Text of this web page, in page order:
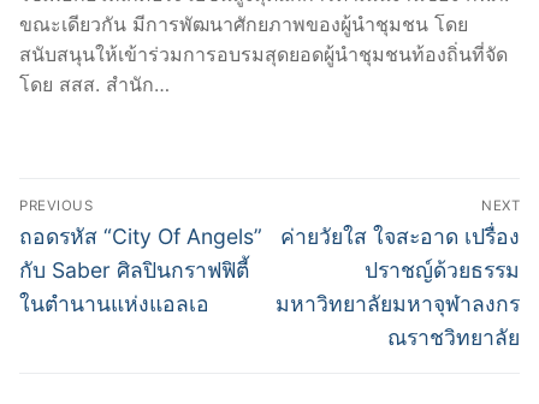
ขณะเดียวกัน มีการพัฒนาศักยภาพของผู้นำชุมชน โดย
สนับสนุนให้เข้าร่วมการอบรมสุดยอดผู้นำชุมชนท้องถิ่นที่จัด
โดย สสส. สำนัก…
Post
navigation
PREVIOUS
Previous
post:
ถอดรหัส “City Of Angels”
กับ Saber ศิลปินกราฟฟิตี้
ในตำนานแห่งแอลเอ
NEXT
Next
ค่ายวัยใส ใจสะอาด เปรื่อง
ปราชญ์ด้วยธรรม
มหาวิทยาลัยมหาจุฬาลงกร
ณราชวิทยาลัย